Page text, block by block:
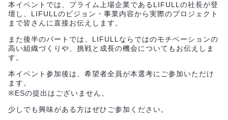
本イベントでは、プライム上場企業であるLIFULLの社長が登
壇し、LIFULLのビジョン・事業内容から実際のプロジェクト
まで皆さんに直接お伝えします。
また後半のパートでは、LIFULLならではのモチベーションの
高い組織づくりや、挑戦と成長の機会についてもお伝えしま
す。
本イベント参加後は、希望者全員が本選考にご参加いただけ
ます。
※ESの提出はございません。
少しでも興味がある方はぜひご参加ください。